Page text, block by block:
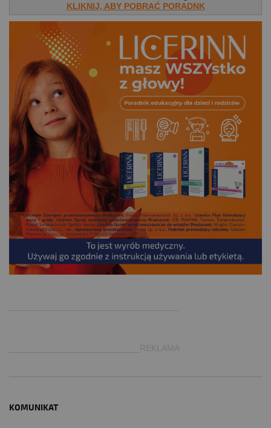
KLIKNIJ, ABY POBRAĆ PORADNK
___________________________REKLAMA
KOMUNIKAT